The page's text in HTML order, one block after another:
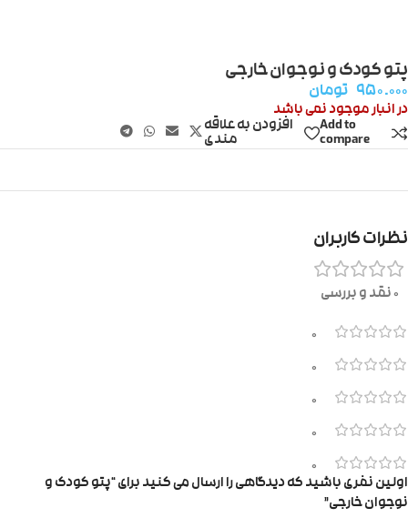
پتو کودک و نوجوان خارجی
۹۵۰.۰۰۰ تومان
در انبار موجود نمی باشد
Add to
compare
افزودن به علاقه
مندی
نظرات کاربران
0 نقد و بررسی
0
0
0
0
0
اولین نفری باشید که دیدگاهی را ارسال می کنید برای “پتو کودک و
نوجوان خارجی”